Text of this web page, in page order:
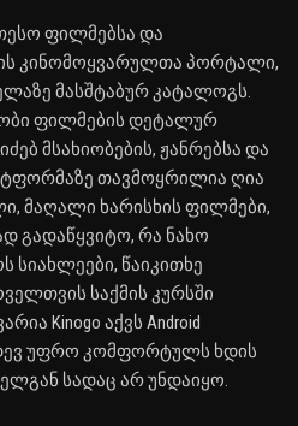
ფილმებსა და
კინომოყვარულთა პორტალი,
მასშტაბურ კატალოგს.
ფილმების დეტალურ
მსახიობების, ჟანრებსა და
თავმოყრილია ღია
მაღალი ხარისხის ფილმები,
გადაწყვიტო, რა ნახო
სიახლეები, წაიკითხე
საქმის კურსში
Kinogo აქვს Android
უფრო კომფორტულს ხდის
სადაც არ უნდაიყო.